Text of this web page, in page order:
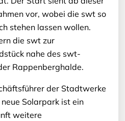
vor, wobei die swt so
stehen lassen wollen.
die swt zur
nahe des swt-
Rappenberghalde.
der Stadtwerke
Solarpark ist ein
weitere